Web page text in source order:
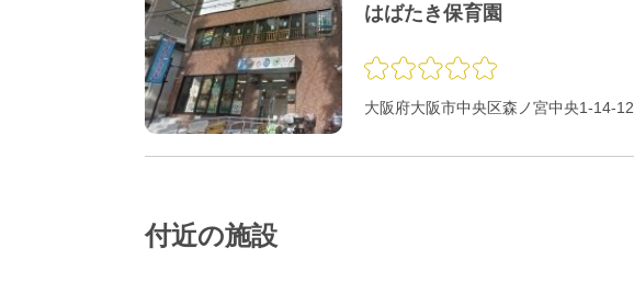
はばたき保育園
大阪府大阪市中央区森ノ宮中央1-14-12
付近の施設